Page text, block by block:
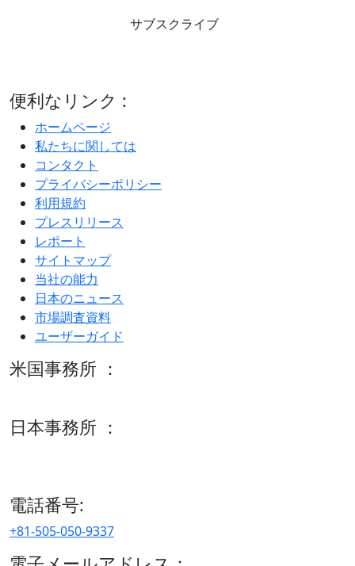
サブスクライブ
便利なリンク :
ホームページ
私たちに関しては
コンタクト
プライバシーポリシー
利用規約
プレスリリース
レポート
サイトマップ
当社の能力
日本のニュース
市場調査資料
ユーザーガイド
米国事務所 ：
日本事務所 ：
電話番号:
+81-505-050-9337